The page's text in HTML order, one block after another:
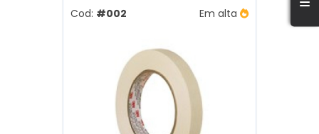
Cod: #002 Em alta